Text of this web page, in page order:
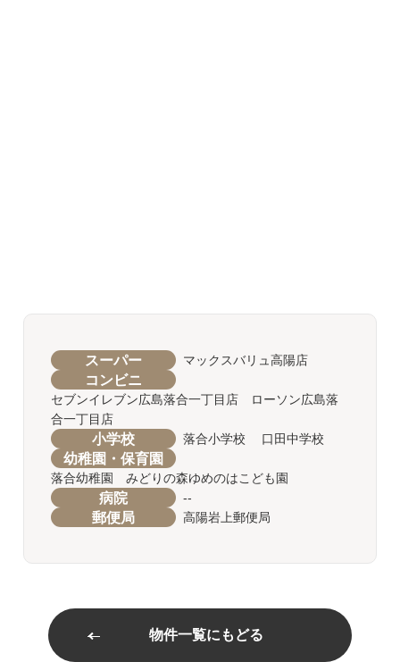
スーパー マックスバリュ高陽店
コンビニ
セブンイレブン広島落合一丁目店 ローソン広島落
合一丁目店
小学校 落合小学校 口田中学校
幼稚園・保育園
落合幼稚園 みどりの森ゆめのはこども園
病院 --
郵便局 高陽岩上郵便局
物件一覧にもどる